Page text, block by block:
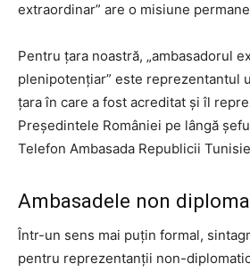
extraordinar” are o misiune
Pentru țara noastră, „ambasadorul
plenipotențiar” este reprezentantul
țara în care a fost acreditat și îl
Președintele României pe lângă
Telefon Ambasada Republicii
Ambasadele non
Într-un sens mai puțin formal,
pentru reprezentanții non-